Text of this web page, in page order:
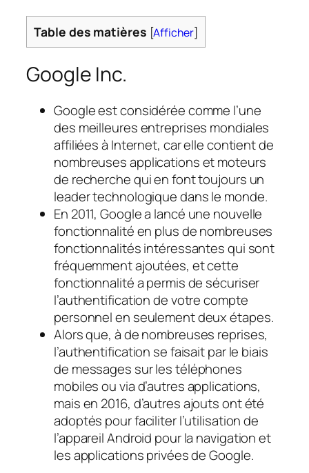
Table des matières [Afficher]
Google Inc.
Google est considérée comme l’une
des meilleures entreprises mondiales
affiliées à Internet, car elle contient de
nombreuses applications et moteurs
de recherche qui en font toujours un
leader technologique dans le monde.
En 2011, Google a lancé une nouvelle
fonctionnalité en plus de nombreuses
fonctionnalités intéressantes qui sont
fréquemment ajoutées, et cette
fonctionnalité a permis de sécuriser
l’authentification de votre compte
personnel en seulement deux étapes.
Alors que, à de nombreuses reprises,
l’authentification se faisait par le biais
de messages sur les téléphones
mobiles ou via d’autres applications,
mais en 2016, d’autres ajouts ont été
adoptés pour faciliter l’utilisation de
l’appareil Android pour la navigation et
les applications privées de Google.